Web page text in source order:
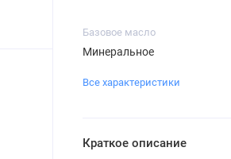
Базовое масло
Минеральное
Все характеристики
Краткое описание